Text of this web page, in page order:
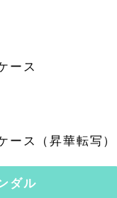
ース
ース（昇華転写）
ダル